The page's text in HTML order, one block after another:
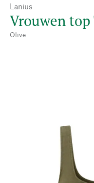
Lanius
Vrouwen
Olive